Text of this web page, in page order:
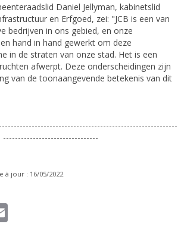
Daniel Jellyman, kabinetslid
en Erfgoed, zei: "JCB is een van
bedrijven in ons gebied, en onze
hand in hand gewerkt om deze
in de straten van onze stad. Het is een
afwerpt. Deze onderscheidingen zijn
van de toonaangevende betekenis van dit
--------------------------------
jour : 16/05/2022